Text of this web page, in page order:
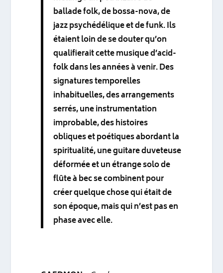
ballade folk, de bossa-nova, de
jazz psychédélique et de funk. Ils
étaient loin de se douter qu’on
qualifierait cette musique d’acid-
folk dans les années à venir. Des
signatures temporelles
inhabituelles, des arrangements
serrés, une instrumentation
improbable, des histoires
obliques et poétiques abordant la
spiritualité, une guitare duveteuse
déformée et un étrange solo de
flûte à bec se combinent pour
créer quelque chose qui était de
son époque, mais qui n’est pas en
phase avec elle.